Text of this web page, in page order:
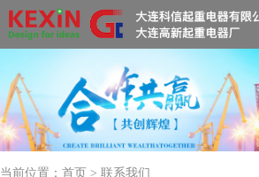
首页
关于我们
产品中心
当前位置： 首页 > 联系我们